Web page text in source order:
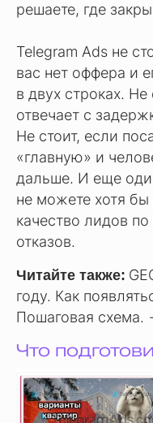
решаете, где
Telegram Ads не
вас нет оффера и
в двух строках.
отвечает с
Не стоит, если
«главную» и
дальше. И еще
не можете хотя
качество лидов
отказов.
Читайте также:
году. Как
Пошаговая схема.
Что